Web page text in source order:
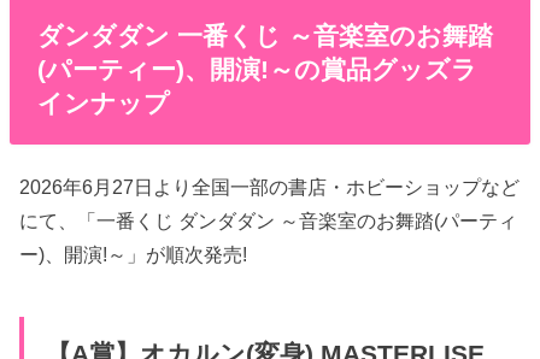
ダンダダン 一番くじ ～音楽室のお舞踏
(パーティー)、開演!～の賞品グッズラ
インナップ
2026年6月27日より全国一部の書店・ホビーショップなど
にて、「一番くじ ダンダダン ～音楽室のお舞踏(パーティ
ー)、開演!～」が順次発売!